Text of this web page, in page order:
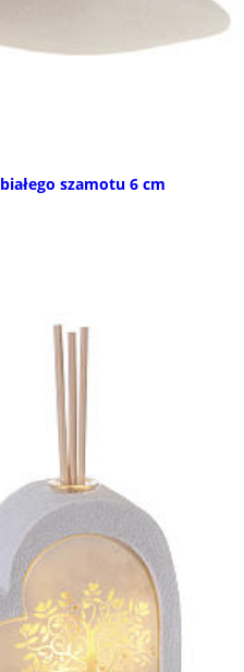
szamotu 6 cm